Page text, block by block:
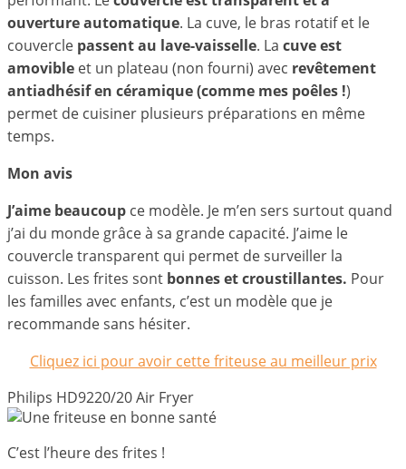
ouverture automatique. La cuve, le bras rotatif et le
couvercle passent au lave-vaisselle. La cuve est
amovible et un plateau (non fourni) avec revêtement
antiadhésif en céramique (comme mes poêles !)
permet de cuisiner plusieurs préparations en même
temps.
Mon avis
J’aime beaucoup ce modèle. Je m’en sers surtout quand
j’ai du monde grâce à sa grande capacité. J’aime le
couvercle transparent qui permet de surveiller la
cuisson. Les frites sont bonnes et croustillantes. Pour
les familles avec enfants, c’est un modèle que je
recommande sans hésiter.
Cliquez ici pour avoir cette friteuse au meilleur prix
Philips HD9220/20 Air Fryer
C’est l’heure des frites !